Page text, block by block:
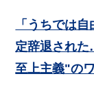
「うちでは
定辞退され
至上主義"の